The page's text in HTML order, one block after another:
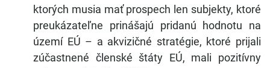
ktorých musia mať prospech len subjekty, ktoré
preukázateľne prinášajú pridanú hodnotu na
území EÚ – a akvizičné stratégie, ktoré prijali
zúčastnené členské štáty EÚ, mali pozitívny